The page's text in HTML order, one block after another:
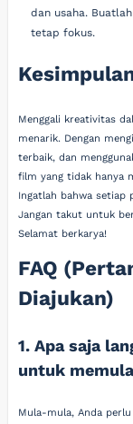
dan usaha.
tetap fokus.
Menggali kreativitas
menarik. Dengan
terbaik, dan
film yang tidak hanya
Ingatlah bahwa setiap
Jangan takut untuk
Selamat berkarya!
FAQ
Diajukan)
1. Apa saja
untuk
Mula-mula, Anda